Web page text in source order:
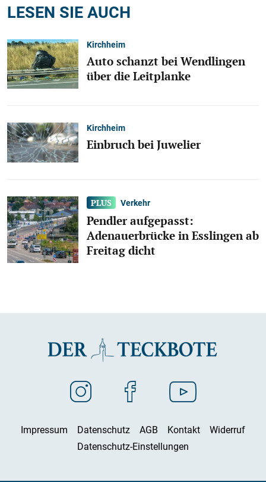
LESEN SIE AUCH
Kirchheim
Auto schanzt bei Wendlingen
über die Leitplanke
Kirchheim
Einbruch bei Juwelier
Verkehr
Pendler aufgepasst:
Adenauerbrücke in Esslingen ab
Freitag dicht
Impressum Datenschutz AGB Kontakt
Widerruf
Datenschutz-Einstellungen